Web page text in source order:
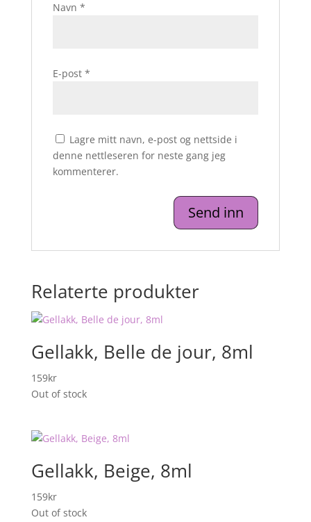
Navn *
E-post *
Lagre mitt navn, e-post og nettside i
denne nettleseren for neste gang jeg
kommenterer.
Relaterte produkter
Gellakk, Belle de jour, 8ml
159kr
Out of stock
Gellakk, Beige, 8ml
159kr
Out of stock